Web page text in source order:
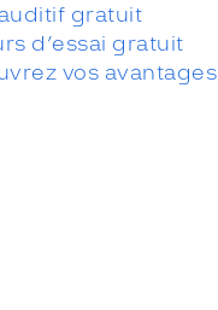
gratuit
d’essai gratuit
vos avantages